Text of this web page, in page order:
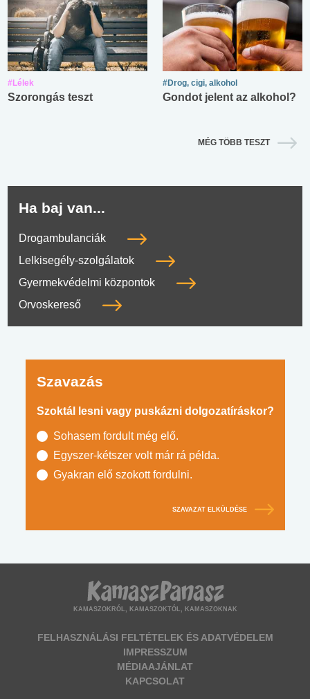
#Lélek
Szorongás teszt
#Drog, cigi, alkohol
Gondot jelent az alkohol?
MÉG TÖBB TESZT
Ha baj van...
Drogambulanciák
Lelkisegély-szolgálatok
Gyermekvédelmi központok
Orvoskereső
Szavazás
Szoktál lesni vagy puskázni dolgozatíráskor?
Sohasem fordult még elő.
Egyszer-kétszer volt már rá példa.
Gyakran elő szokott fordulni.
SZAVAZAT ELKÜLDÉSE
KAMASZOKRÓL, KAMASZOKTÓL, KAMASZOKNAK
FELHASZNÁLÁSI FELTÉTELEK ÉS ADATVÉDELEM
IMPRESSZUM
MÉDIAAJÁNLAT
KAPCSOLAT